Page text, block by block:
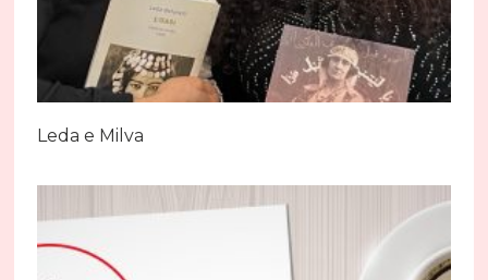
Leda e Milva